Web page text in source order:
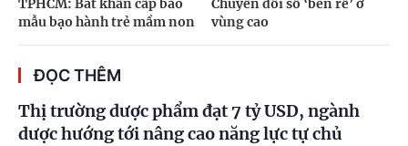
TPHCM: Bắt khẩn cấp bảo
mẫu bạo hành trẻ mầm non
Chuyển đổi số ‘bén rễ’ ở
vùng cao
ĐỌC THÊM
Thị trường dược phẩm đạt 7 tỷ USD, ngành
dược hướng tới nâng cao năng lực tự chủ